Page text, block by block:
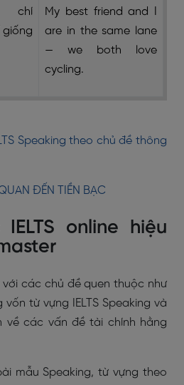
chí
My best friend and I
are in the same lane
— we both love
cycling.
Speaking theo chủ đề thông
ĐẾN TIỀN BẠC
online hiệu
các chủ đề quen thuộc như
từ vựng IELTS Speaking và
về các vấn đề tài chính hằng
mẫu Speaking, từ vựng theo